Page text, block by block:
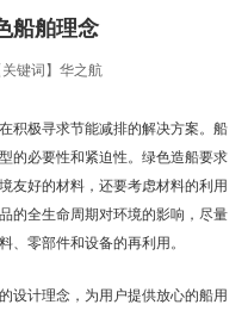
船舶理念
关键词】华之航
积极寻求节能减排的解决方案。船
的必要性和紧迫性。绿色造船要求
友好的材料，还要考虑材料的利用
的全生命周期对环境的影响，尽量
、零部件和设备的再利用。
设计理念，为用户提供放心的船用